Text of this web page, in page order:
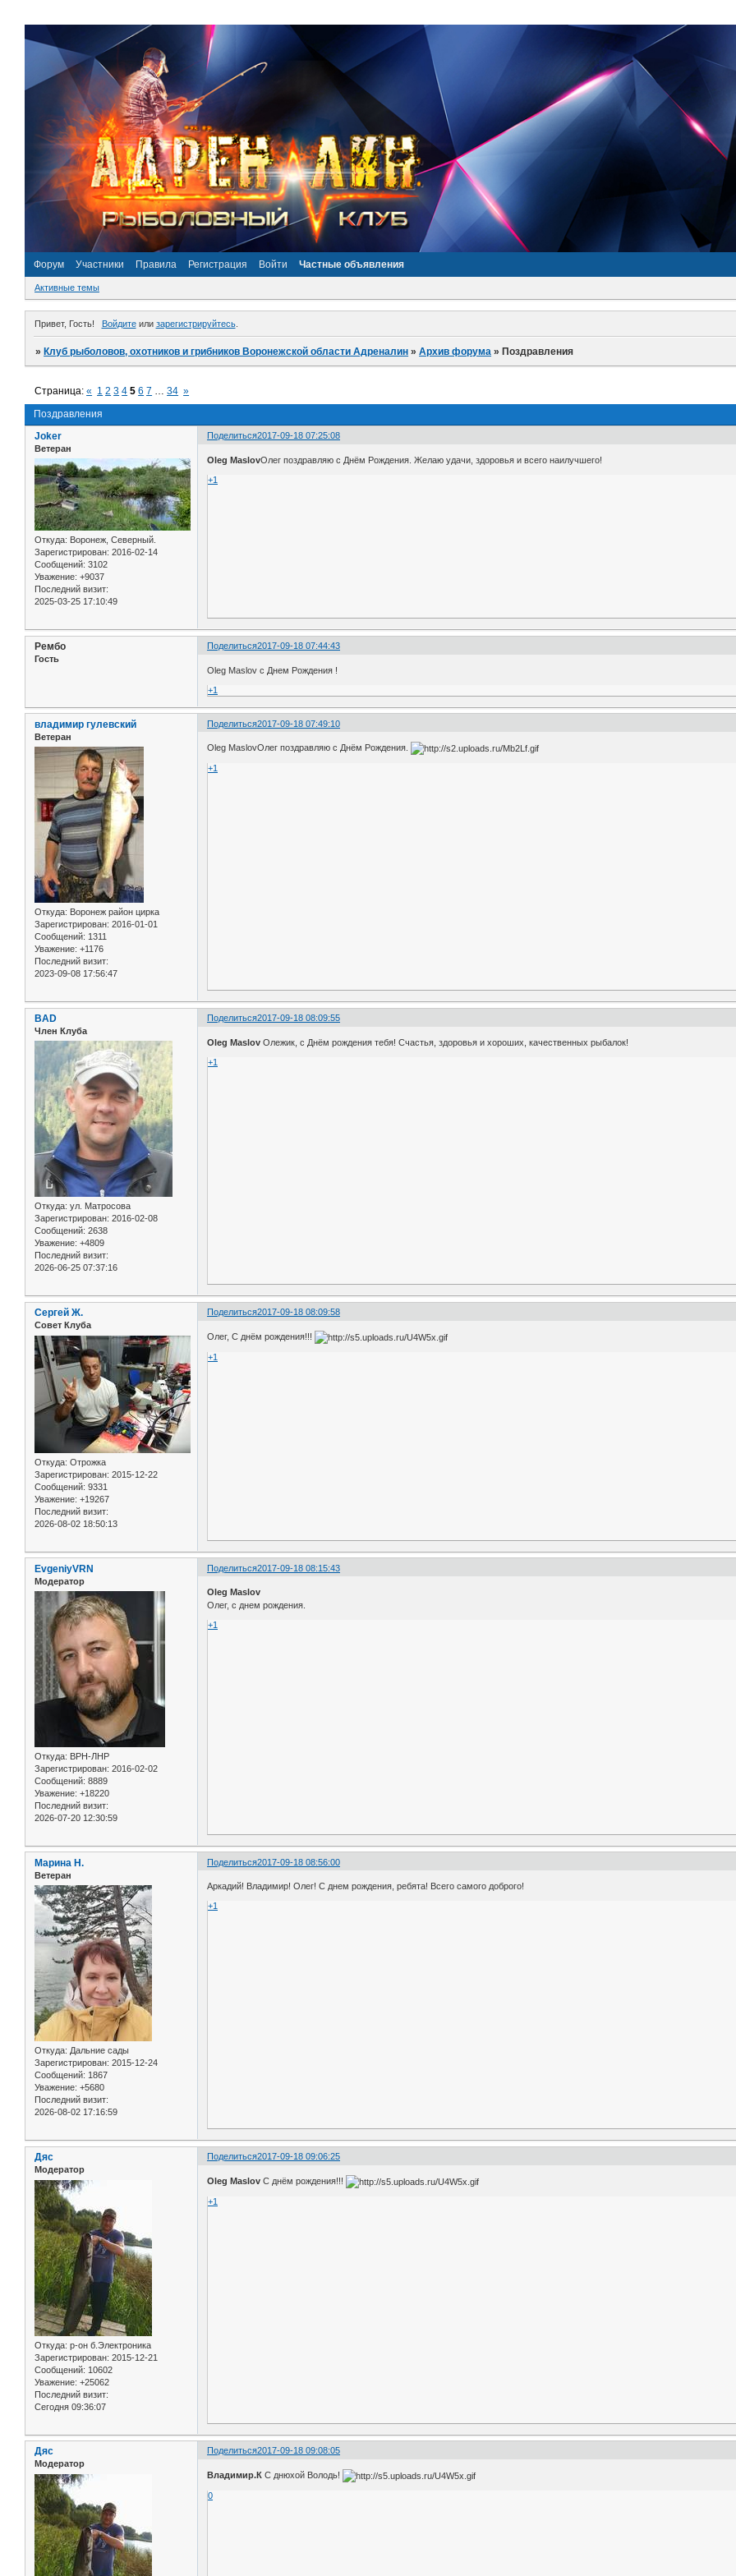
Форум Участники Правила Регистрация Войти Частные объявления
Активные темы
Привет, Гость! Войдитеили зарегистрируйтесь.
» Клуб рыболовов, охотников и грибников Воронежской области Адреналин »Архив форума » Поздравления
Поздравления
Страница:« 1 2 3 4 5 6 7 … 34 »
Поделиться2017-09-18 07:25:08
Joker
Ветеран
Откуда: Воронеж, Северный.
Зарегистрирован: 2016-02-14
Сообщений: 3102
Уважение: +9037
Последний визит:
2025-03-25 17:10:49
Oleg MaslovОлег поздравляю с Днём Рождения. Желаю удачи, здоровья и всего наилучшего!
+1
Поделиться2017-09-18 07:44:43
Рембо
Гость
Oleg Maslov с Днем Рождения !
+1
Поделиться2017-09-18 07:49:10
владимир гулевский
Ветеран
Откуда: Воронеж район цирка
Зарегистрирован: 2016-01-01
Сообщений: 1311
Уважение: +1176
Последний визит:
2023-09-08 17:56:47
Oleg MaslovОлег поздравляю с Днём Рождения.
+1
Поделиться2017-09-18 08:09:55
BAD
Член Клуба
Откуда: ул. Матросова
Зарегистрирован: 2016-02-08
Сообщений: 2638
Уважение: +4809
Последний визит:
2026-06-25 07:37:16
Oleg Maslov Олежик, с Днём рождения тебя! Счастья, здоровья и хороших, качественных рыбалок!
+1
Поделиться2017-09-18 08:09:58
Сергей Ж.
Совет Клуба
Откуда: Отрожка
Зарегистрирован: 2015-12-22
Сообщений: 9331
Уважение: +19267
Последний визит:
2026-08-02 18:50:13
Олег, С днём рождения!!!
+1
Поделиться2017-09-18 08:15:43
EvgeniyVRN
Модератор
Откуда: ВРН-ЛНР
Зарегистрирован: 2016-02-02
Сообщений: 8889
Уважение: +18220
Последний визит:
2026-07-20 12:30:59
Oleg Maslov
Олег, с днем рождения.
+1
Поделиться2017-09-18 08:56:00
Марина Н.
Ветеран
Откуда: Дальние сады
Зарегистрирован: 2015-12-24
Сообщений: 1867
Уважение: +5680
Последний визит:
2026-08-02 17:16:59
Аркадий! Владимир! Олег! С днем рождения, ребята! Всего самого доброго!
+1
Поделиться2017-09-18 09:06:25
Дяс
Модератор
Откуда: р-он б.Электроника
Зарегистрирован: 2015-12-21
Сообщений: 10602
Уважение: +25062
Последний визит:
Сегодня 09:36:07
Oleg Maslov С днём рождения!!!
+1
Поделиться2017-09-18 09:08:05
Дяс
Модератор
Владимир.К С днюхой Володь!
0